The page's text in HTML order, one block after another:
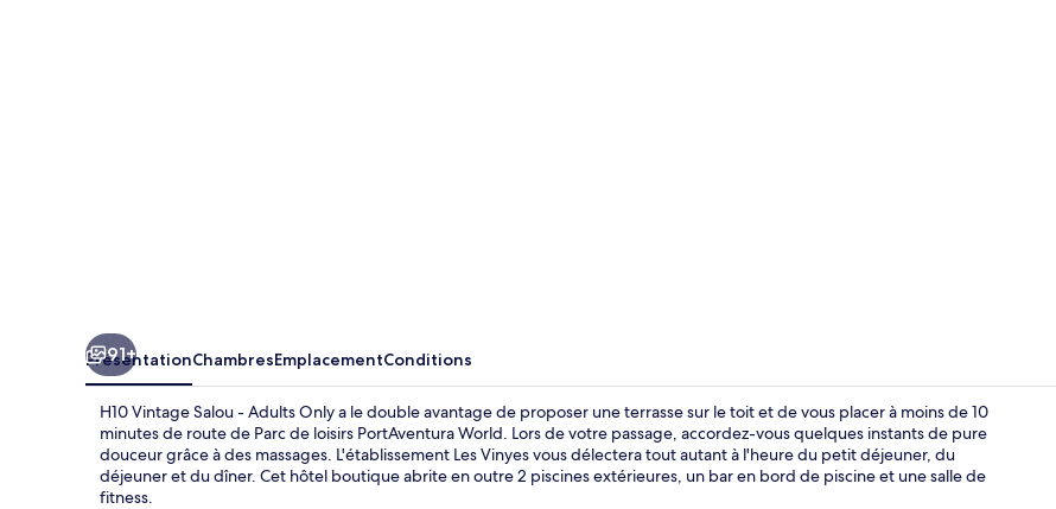
Salon du hall
91+
PrésentationChambresEmplacementConditions
H10 Vintage Salou - Adults Only a le double avantage de proposer une terrasse sur le toit et de vous placer à moins de 10
minutes de route de Parc de loisirs PortAventura World. Lors de votre passage, accordez-vous quelques instants de pure
douceur grâce à des massages. L'établissement Les Vinyes vous délectera tout autant à l'heure du petit déjeuner, du
déjeuner et du dîner. Cet hôtel boutique abrite en outre 2 piscines extérieures, un bar en bord de piscine et une salle de
fitness.